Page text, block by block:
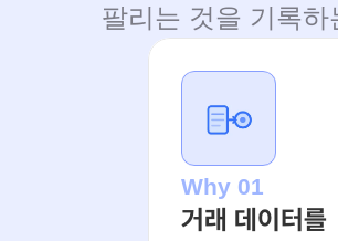
팔리는 것을 기록
Why 01
거래 데이터를